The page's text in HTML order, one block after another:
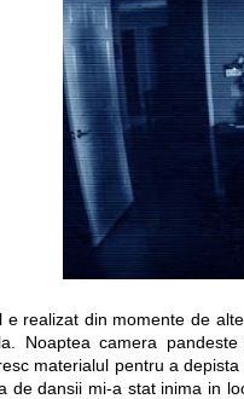
e realizat din momente de
Noaptea camera
materialul pentru a
de dansii mi-a stat inima in